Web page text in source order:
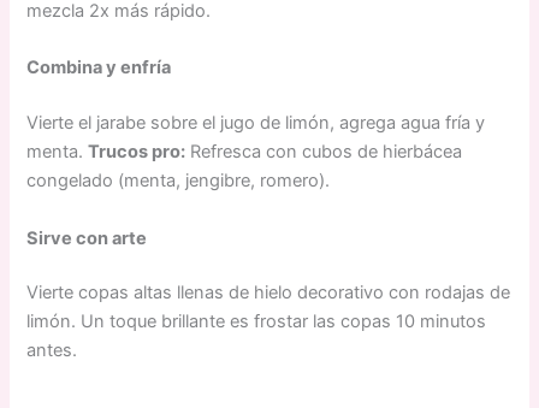
mezcla 2x más rápido.
Combina y enfría
Vierte el jarabe sobre el jugo de limón, agrega agua fría y
menta.Trucos pro: Refresca con cubos de hierbácea
congelado (menta, jengibre, romero).
Sirve con arte
Vierte copas altas llenas de hielo decorativo con rodajas de
limón. Un toque brillante es frostar las copas 10 minutos
antes.